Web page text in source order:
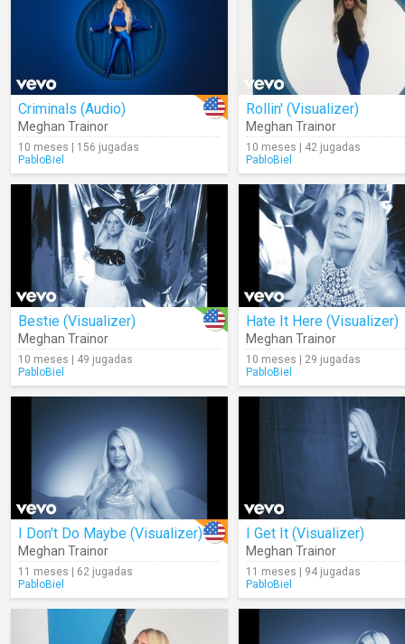
Criminals (Audio)
Meghan Trainor
10 meses | 156 jugadas
PabloBiel
Rollin' (Visualizer)
Meghan Trainor
10 meses | 42 jugadas
PabloBiel
Bestie (Visualizer)
Meghan Trainor
10 meses | 49 jugadas
PabloBiel
Hate It Here (Visualizer)
Meghan Trainor
10 meses | 29 jugadas
PabloBiel
I Don't Do Maybe (Visualizer)
Meghan Trainor
11 meses | 62 jugadas
PabloBiel
I Get It (Visualizer)
Meghan Trainor
11 meses | 94 jugadas
PabloBiel